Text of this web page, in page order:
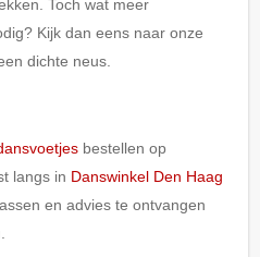
Toch wat meer
Kijk dan eens naar onze
dichte neus.
bestellen op
langs in Danswinkel Den Haag
en advies te ontvangen